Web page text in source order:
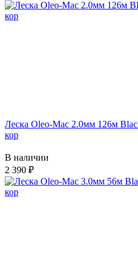
Леска Oleo-Mac 2.0мм 126м
кор
В наличии
2 390